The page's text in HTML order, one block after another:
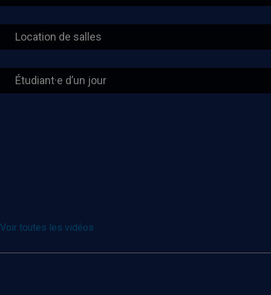
Location de salles
Étudiant·e d’un jour
Voir toutes les vidéos